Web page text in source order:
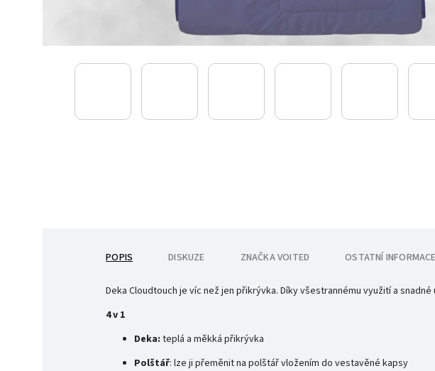
POPIS DISKUZE ZNAČKAVOITED OSTATNÍ INFORMACE
Deka Cloudtouch je víc než jen přikrývka. Díky všestrannému využití a
4 v 1
Deka: teplá a měkká přikrývka
Polštář: lze ji přeměnit na polštář vložením do vestavěné kapsy